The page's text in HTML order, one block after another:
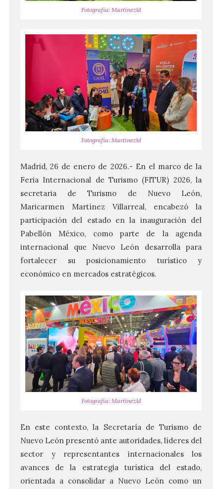
Fotografía: Martínezld
Fotografía: Martínezld
Madrid, 26 de enero de 2026.- En el marco de la
Feria Internacional de Turismo (FITUR) 2026, la
secretaria de Turismo de Nuevo León,
Maricarmen Martínez Villarreal, encabezó la
participación del estado en la inauguración del
Pabellón México, como parte de la agenda
internacional que Nuevo León desarrolla para
fortalecer su posicionamiento turístico y
económico en mercados estratégicos.
Fotografía: Martínezld
En este contexto, la Secretaría de Turismo de
Nuevo León presentó ante autoridades, líderes del
sector y representantes internacionales los
avances de la estrategia turística del estado,
orientada a consolidar a Nuevo León como un